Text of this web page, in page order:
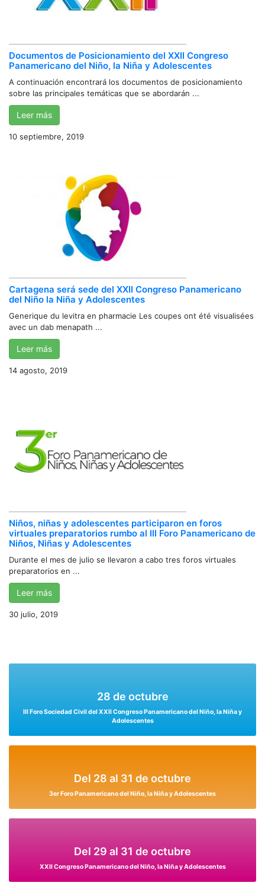
Documentos de Posicionamiento del XXII Congreso
Panamericano del Niño, la Niña y Adolescentes
A continuación encontrará los documentos de posicionamiento
sobre las principales temáticas que se abordarán ...
Leer más
10 septiembre, 2019
Cartagena será sede del XXII Congreso Panamericano
del Niño la Niña y Adolescentes
Generique du levitra en pharmacie Les coupes ont été visualisées
avec un dab menapath ...
Leer más
14 agosto, 2019
Niños, niñas y adolescentes participaron en foros
virtuales preparatorios rumbo al III Foro Panamericano de
Niños, Niñas y Adolescentes
Durante el mes de julio se llevaron a cabo tres foros virtuales
preparatorios en ...
Leer más
30 julio, 2019
28 de octubre
III Foro Sociedad Civil del XXII Congreso Panamericano del Niño, la Niña y
Adolescentes
Del 28 al 31 de octubre
3er Foro Panamericano del Niño, la Niña y Adolescentes
Del 29 al 31 de octubre
XXII Congreso Panamericano del Niño, la Niña y Adolescentes